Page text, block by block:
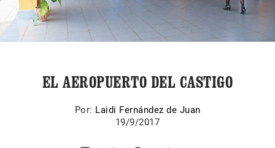
EL AEROPUERTO DEL CASTIGO
Por: Laidi Fernández de Juan
19/9/2017